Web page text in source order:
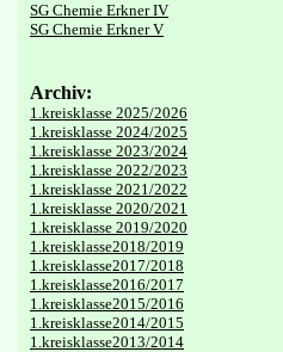
SG Chemie Erkner IV
SG Chemie Erkner V
Archiv:
1.kreisklasse 2025/2026
1.kreisklasse 2024/2025
1.kreisklasse 2023/2024
1.kreisklasse 2022/2023
1.kreisklasse 2021/2022
1.kreisklasse 2020/2021
1.kreisklasse 2019/2020
1.kreisklasse2018/2019
1.kreisklasse2017/2018
1.kreisklasse2016/2017
1.kreisklasse2015/2016
1.kreisklasse2014/2015
1.kreisklasse2013/2014